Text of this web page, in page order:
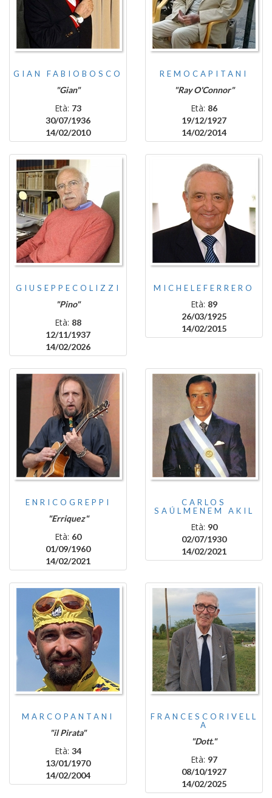
GIAN FABIOBOSCO
"Gian"
Età: 73
30/07/1936
14/02/2010
REMOCAPITANI
"Ray O'Connor"
Età: 86
19/12/1927
14/02/2014
GIUSEPPECOLIZZI
"Pino"
Età: 88
12/11/1937
14/02/2026
MICHELEFERRERO
Età: 89
26/03/1925
14/02/2015
ENRICOGREPPI
"Erriquez"
Età: 60
01/09/1960
14/02/2021
CARLOS
SAÚLMENEM AKIL
Età: 90
02/07/1930
14/02/2021
MARCOPANTANI
"il Pirata"
Età: 34
13/01/1970
14/02/2004
FRANCESCORIVELL
A
"Dott."
Età: 97
08/10/1927
14/02/2025